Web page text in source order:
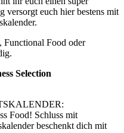
versorgt euch hier bestens mit
Functional Food oder
Selection
Food! Schluss mit
beschenkt dich mit